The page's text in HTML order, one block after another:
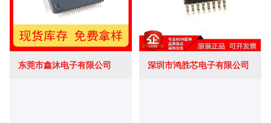
东莞市鑫沐电子有限公司 深圳市鸿胜芯电子有限公司